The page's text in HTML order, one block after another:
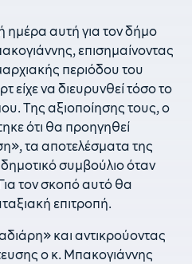
ημέρα αυτή για τον δήμο
επισημαίνοντας
περιόδου του
είχε να διευρυνθεί τόσο το
Της αξιοποίησης τους, ο
ότι θα προηγηθεί
τα αποτελέσματα της
συμβούλιο όταν
τον σκοπό αυτό θα
επιτροπή.
και αντικρούοντας
ο κ. Μπακογιάννης